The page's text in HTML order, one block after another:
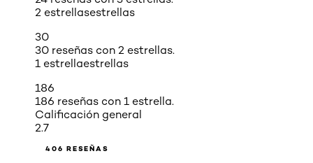
2 estrellasestrellas
30
30 reseñas con 2 estrellas.
1 estrellaestrellas
186
186 reseñas con 1 estrella.
Calificación general
2.7
406 RESEÑAS